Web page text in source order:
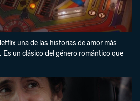
una de las historias de amor más
un clásico del género romántico que